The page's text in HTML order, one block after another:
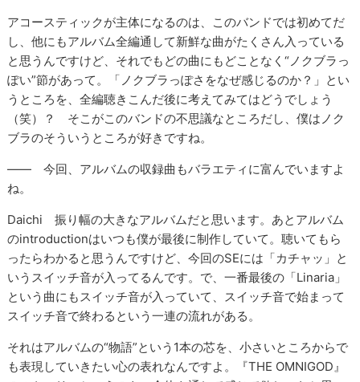
アコースティックが主体になるのは、このバンドでは初めてだ
し、他にもアルバム全編通して新鮮な曲がたくさん入っている
と思うんですけど、それでもどの曲にもどことなく“ノクブラっ
ぽい”節があって。「ノクブラっぽさをなぜ感じるのか？」とい
うところを、全編聴きこんだ後に考えてみてはどうでしょう
（笑）？ そこがこのバンドの不思議なところだし、僕はノク
ブラのそういうところが好きですね。
―― 今回、アルバムの収録曲もバラエティに富んでいますよ
ね。
Daichi 振り幅の大きなアルバムだと思います。あとアルバム
のintroductionはいつも僕が最後に制作していて。聴いてもら
ったらわかると思うんですけど、今回のSEには「カチャッ」と
いうスイッチ音が入ってるんです。で、一番最後の「Linaria」
という曲にもスイッチ音が入っていて、スイッチ音で始まって
スイッチ音で終わるという一連の流れがある。
それはアルバムの“物語”という1本の芯を、小さいところからで
も表現していきたい心の表れなんですよ。『THE OMNIGOD』